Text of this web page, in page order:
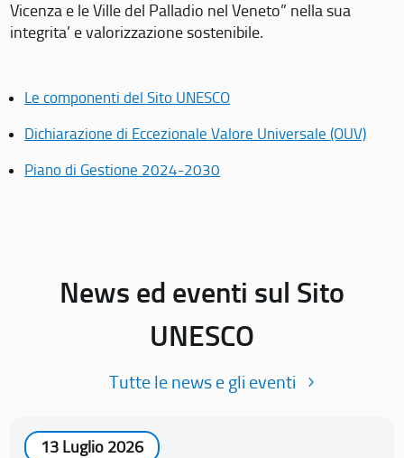
Vicenza e le Ville del Palladio nel Veneto” nella sua
integrita’ e valorizzazione sostenibile.
Le componenti del Sito UNESCO
Dichiarazione di Eccezionale Valore Universale (OUV)
Piano di Gestione 2024-2030
News ed eventi sul Sito
UNESCO
Tutte le news e gli eventi
13 Luglio 2026